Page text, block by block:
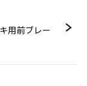
用前ブレー